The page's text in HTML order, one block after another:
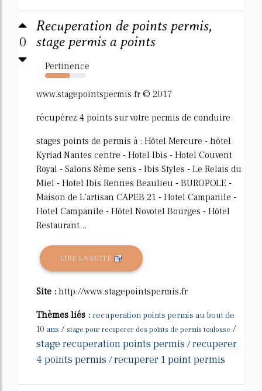
0
Recuperation de points permis,
stage permis a points
Pertinence
60%
www.stagepointspermis.fr © 2017
récupérez 4 points sur votre permis de conduire
stages points de permis à : Hôtel Mercure - hôtel
Kyriad Nantes centre - Hotel Ibis - Hotel Couvent
Royal - Salons 8ème sens - Ibis Styles - Le Relais du
Miel - Hotel Ibis Rennes Beaulieu - BUROPOLE -
Maison de L'artisan CAPEB 21 - Hotel Campanile -
Hotel Campanile - Hôtel Novotel Bourges - Hôtel
Restaurant...
LIRE LA SUITE
Site : http://www.stagepointspermis.fr
Thèmes liés : recuperation points permis au bout de
10 ans / stage pour recuperer des points de permis toulouse /
stage recuperation points permis /recuperer
4 points permis /recuperer 1 point permis